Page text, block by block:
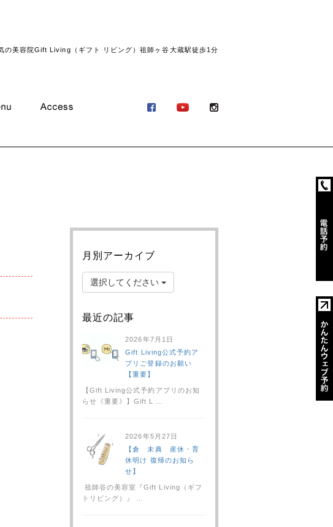
美容院Gift Living（ギフト リビング）祖師ヶ谷大蔵駅徒歩1分
月別アーカイブ
選択してください
最近の記事
2026年7月1日
Gift Living公式予約ア
プリご登録のお願い
【重要】
【Gift Living公式予約アプリのお知
らせ《重要》】Gift L …
2026年5月27日
【倉 未典 産休・育
休明け 復帰のお知ら
せ】
祖師谷の美容室『Gift Living（ギフ
トリビング）』 …